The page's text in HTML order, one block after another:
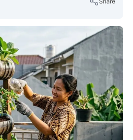
Copy Link